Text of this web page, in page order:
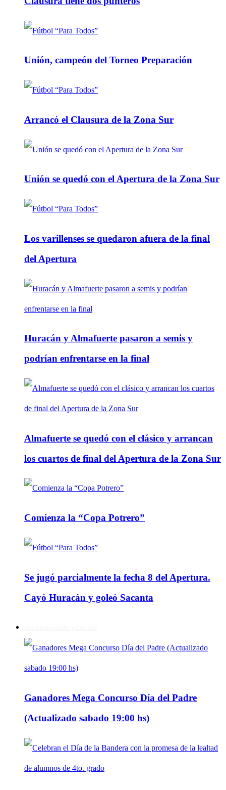
Unión, campeón del Torneo Preparación
Arrancó el Clausura de la Zona Sur
Unión se quedó con el Apertura de la Zona Sur
Los varillenses se quedaron afuera de la final
del Apertura
Huracán y Almafuerte pasaron a semis y
podrían enfrentarse en la final
Almafuerte se quedó con el clásico y arrancan
los cuartos de final del Apertura de la Zona Sur
Comienza la “Copa Potrero”
Se jugó parcialmente la fecha 8 del Apertura.
Cayó Huracán y goleó Sacanta
Ganadores Mega Concurso Día del Padre
(Actualizado sabado 19:00 hs)